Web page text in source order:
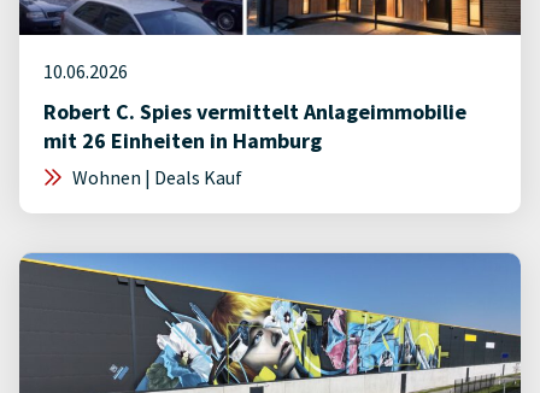
10.06.2026
Robert C. Spies vermittelt Anlageimmobilie
mit 26 Einheiten in Hamburg
Wohnen | Deals Kauf